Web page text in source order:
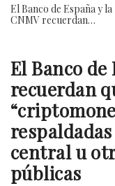
El Banco de España y la
CNMV recuerdan…
El Banco de
recuerdan
central u
públicas